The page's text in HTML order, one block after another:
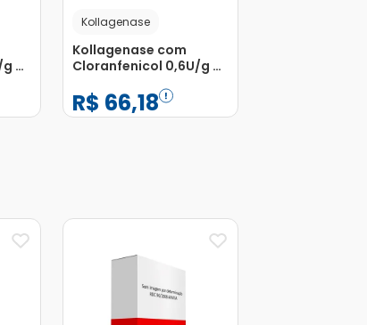
+
Kollagenase
Kollagenase com
Cloranfenicol 0,6U/g +
Uso Dermatológico
Bisnaga 30g
R$ 66,18